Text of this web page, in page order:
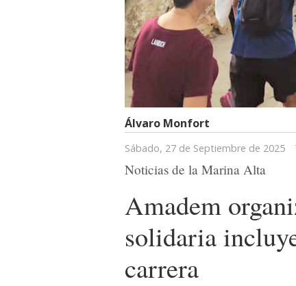
Álvaro Monfort
Sábado, 27 de Septiembre de 2025
Noticias de la Marina Alta
Amadem
solidaria
carrera